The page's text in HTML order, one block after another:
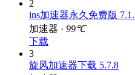
下载
2
ins加速器永久免费版 7.1.3
加速器 ·
下载
3